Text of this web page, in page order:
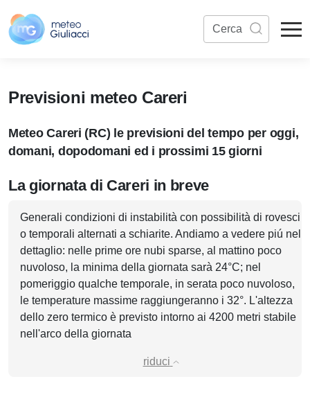
Previsioni meteo Careri
Meteo Careri (RC) le previsioni del tempo per oggi,
domani, dopodomani ed i prossimi 15 giorni
La giornata di Careri in breve
Generali condizioni di instabilità con possibilità di rovesci
o temporali alternati a schiarite. Andiamo a vedere piú nel
dettaglio: nelle prime ore nubi sparse, al mattino poco
nuvoloso, la minima della giornata sarà 24°C; nel
pomeriggio qualche temporale, in serata poco nuvoloso,
le temperature massime raggiungeranno i 32°. L'altezza
dello zero termico è previsto intorno ai 4200 metri stabile
nell'arco della giornata
riduci